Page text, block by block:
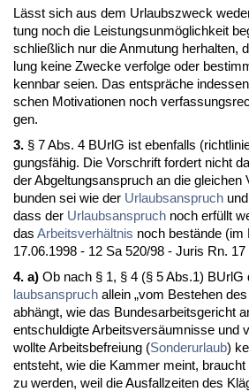
Lässt sich aus dem Ur­laubs­zweck
tung noch die Leis­tungs­unmöglich­keit
schließlich nur die An­mu­tung her­hal­ten,
lung kei­ne Zwe­cke ver­fol­ge oder
kenn­bar sei­en. Das entspräche
schen Mo­ti­va­tio­nen noch
gen.
3. § 7 Abs. 4 BUrlG ist eben­falls
gungsfähig. Die Vor­schrift for­dert nicht
der Ab­gel­tungs­an­spruch an die
bun­den sei wie der Ur­laubs­an­spruch
dass der Ur­laubs­an­spruch noch erfüllt
das Ar­beits­verhält­nis noch bestände
17.06.1998 - 12 Sa 520/98 - Ju­ris Rn. 17
4. a) Ob nach § 1, § 4 (§ 5 Abs.1) BUrlG
laubs­an­spruch al­lein „vom Be­ste­hen des
abhängt, wie das Bun­des­ar­beits­ge­richt
ent­schul­dig­te Ar­beits­versäum­nis­se und
woll­te Ar­beits­be­frei­ung (Son­der­ur­laub)
ent­steht, wie die Kam­mer meint,
zu wer­den, weil die Aus­fall­zei­ten des